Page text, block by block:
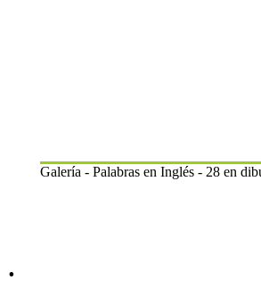
Galería - Palabras en Inglés - 28 en
.